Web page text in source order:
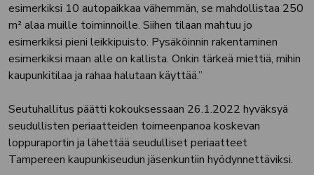
esimerkiksi 10 autopaikkaa vähemmän, se mahdollistaa 250
m² alaa muille toiminnoille. Siihen tilaan mahtuu jo
esimerkiksi pieni leikkipuisto. Pysäköinnin rakentaminen
esimerkiksi maan alle on kallista. Onkin tärkeä miettiä, mihin
kaupunkitilaa ja rahaa halutaan käyttää.”
Seutuhallitus päätti kokouksessaan 26.1.2022 hyväksyä
seudullisten periaatteiden toimeenpanoa koskevan
loppuraportin ja lähettää seudulliset periaatteet
Tampereen kaupunkiseudun jäsenkuntiin hyödynnettäviksi.